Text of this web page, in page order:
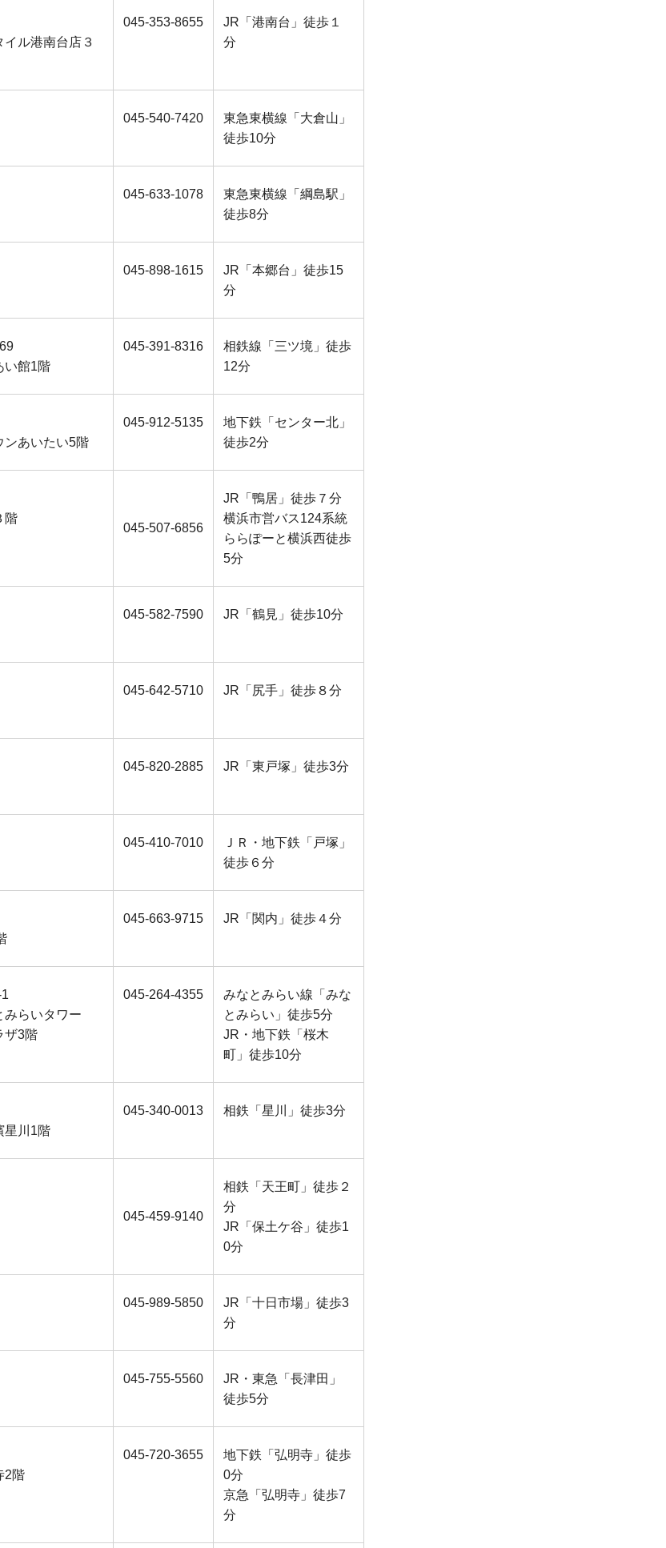
ル港南台店３
045-353-8655
JR「港南台」徒歩１
分
045-540-7420
東急東横線「大倉山」
徒歩10分
045-633‐1078
東急東横線「綱島駅」
徒歩8分
045-898-1615
JR「本郷台」徒歩15
分
い館1階
045-391-8316
相鉄線「三ツ境」徒歩
12分
ンあいたい5階
045-912-5135
地下鉄「センター北」
徒歩2分
階
045-507-6856
JR「鴨居」徒歩７分
横浜市営バス124系統
ららぽーと横浜西徒歩
5分
045-582-7590 JR「鶴見」徒歩10分
045-642-5710 JR「尻手」徒歩８分
045-820-2885 JR「東戸塚」徒歩3分
045-410-7010
ＪＲ・地下鉄「戸塚」
徒歩６分
045-663-9715 JR「関内」徒歩４分
みらいタワー
ザ3階
045-264-4355
みなとみらい線「みな
とみらい」徒歩5分
JR・地下鉄「桜木
町」徒歩10分
星川1階
045-340-0013 相鉄「星川」徒歩3分
045-459-9140
相鉄「天王町」徒歩２
分
JR「保土ケ谷」徒歩1
0分
045-989-5850
JR「十日市場」徒歩3
分
045-755-5560
JR・東急「長津田」
徒歩5分
2階
045-720-3655
地下鉄「弘明寺」徒歩
0分
京急「弘明寺」徒歩7
分